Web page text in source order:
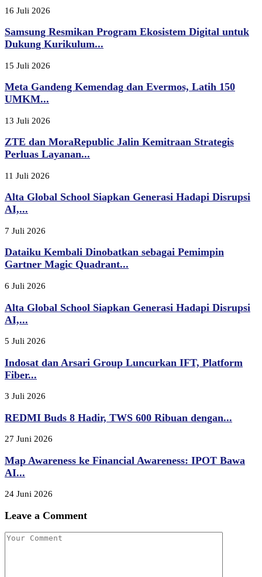
16 Juli 2026
Samsung Resmikan Program Ekosistem Digital untuk
Dukung Kurikulum...
15 Juli 2026
Meta Gandeng Kemendag dan Evermos, Latih 150
UMKM...
13 Juli 2026
ZTE dan MoraRepublic Jalin Kemitraan Strategis
Perluas Layanan...
11 Juli 2026
Alta Global School Siapkan Generasi Hadapi Disrupsi
AI,...
7 Juli 2026
Dataiku Kembali Dinobatkan sebagai Pemimpin
Gartner Magic Quadrant...
6 Juli 2026
Alta Global School Siapkan Generasi Hadapi Disrupsi
AI,...
5 Juli 2026
Indosat dan Arsari Group Luncurkan IFT, Platform
Fiber...
3 Juli 2026
REDMI Buds 8 Hadir, TWS 600 Ribuan dengan...
27 Juni 2026
Map Awareness ke Financial Awareness: IPOT Bawa
AI...
24 Juni 2026
Leave a Comment